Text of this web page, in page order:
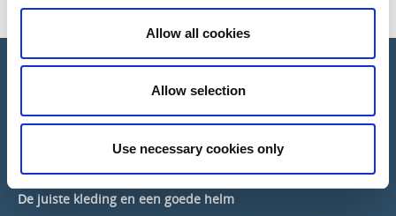
Allow all cookies
Allow selection
Use necessary cookies only
Bereid je voor op je fietsvakantie
zijn. Zorg ervoor dat de ketting goed geolied is en dat de
remmen goed werken.
De juiste kleding en een goede helm